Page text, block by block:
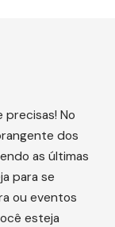
No
dos
as últimas
para se
ou eventos
esteja